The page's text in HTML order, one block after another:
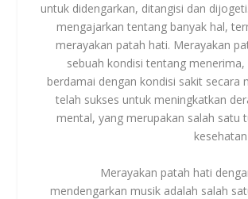
untuk didengarkan, ditangisi dan
mengajarkan tentang banyak hal,
merayakan patah hati. Merayakan
sebuah kondisi tentang menerima,
berdamai dengan kondisi sakit secara
telah sukses untuk meningkatkan
mental, yang merupakan salah satu
Merayakan patah hati
mendengarkan musik adalah salah